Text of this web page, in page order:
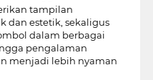
tampilan
dan estetik, sekaligus
dalam berbagai
pengalaman
menjadi lebih nyaman